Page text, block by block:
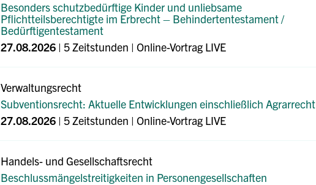
Besonders schutzbedürftige Kinder und unliebsame
Pflichtteilsberechtigte im Erbrecht – Behindertentestament /
Bedürftigentestament
27.08.2026 | 5 Zeitstunden | Online-Vortrag LIVE
Verwaltungsrecht
Subventionsrecht: Aktuelle Entwicklungen einschließlich Agrarrecht
27.08.2026 | 5 Zeitstunden | Online-Vortrag LIVE
Handels- und Gesellschaftsrecht
Beschlussmängelstreitigkeiten in Personengesellschaften